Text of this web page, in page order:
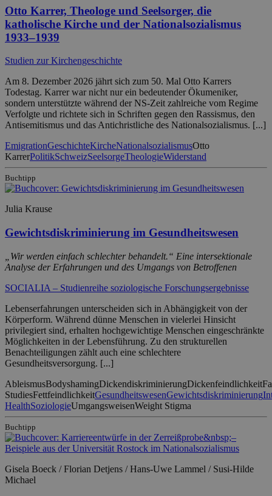
Otto Karrer, Theologe und Seelsorger, die
katholische Kirche und der Nationalsozialismus
1933–1939
Studien zur Kirchengeschichte
Am 8. Dezember 2026 jährt sich zum 50. Mal Otto Karrers
Todestag. Karrer war nicht nur ein bedeutender Ökumeniker,
sondern unterstützte während der NS-Zeit zahlreiche vom Regime
Verfolgte und richtete sich in Schriften gegen den Rassismus, den
Antisemitismus und das Antichristliche des Nationalsozialismus. [...]
EmigrationGeschichteKircheNationalsozialismusOtto
KarrerPolitikSchweizSeelsorgeTheologieWiderstand
Buchtipp
Julia Krause
Gewichtsdiskriminierung im Gesundheitswesen
„Wir werden einfach schlechter behandelt.“ Eine intersektionale
Analyse der Erfahrungen und des Umgangs von Betroffenen
SOCIALIA – Studienreihe soziologische Forschungsergebnisse
Lebenserfahrungen unterscheiden sich in Abhängigkeit von der
Körperform. Während dünne Menschen in vielerlei Hinsicht
privilegiert sind, erhalten hochgewichtige Menschen eingeschränkte
Möglichkeiten in der Lebensführung. Zu den strukturellen
Benachteiligungen zählt auch eine schlechtere
Gesundheitsversorgung. [...]
AbleismusBodyshamingDickendiskriminierungDickenfeindlichkeit
StudiesFettfeindlichkeitGesundheitswesenGewichtsdiskriminierung
HealthSoziologieUmgangsweisenWeight Stigma
Buchtipp
Gisela Boeck / Florian Detjens / Hans-Uwe Lammel / Susi-Hilde
Michael